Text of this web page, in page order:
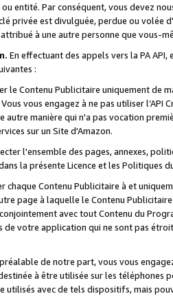
entité. Par conséquent, vous devez
privée est divulguée, perdue ou volée
à une autre personne que vous-
En effectuant des appels vers la PA
:
le Contenu Publicitaire uniquement de
vous engagez à ne pas utiliser l’API
manière qui n'a pas vocation
sur un Site d'Amazon.
l'ensemble des pages, annexes,
la présente Licence et les Politiques
chaque Contenu Publicitaire à et
page à laquelle le Contenu
avec tout Contenu du
de votre application qui ne sont pas
de notre part, vous vous
à être utilisée sur les téléphones
utilisés avec de tels dispositifs, mais